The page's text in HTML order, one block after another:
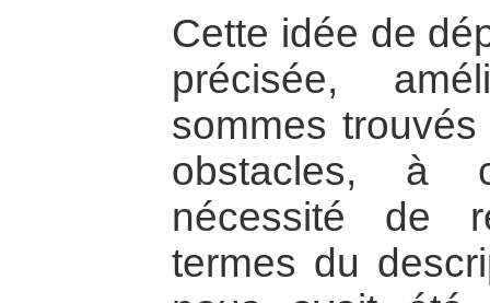
Cette idée de
précisée,
sommes
obstacles, à
nécessité de
termes du